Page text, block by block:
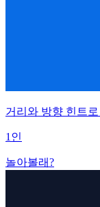
거리와 방향 힌트
1인
놀아볼래?